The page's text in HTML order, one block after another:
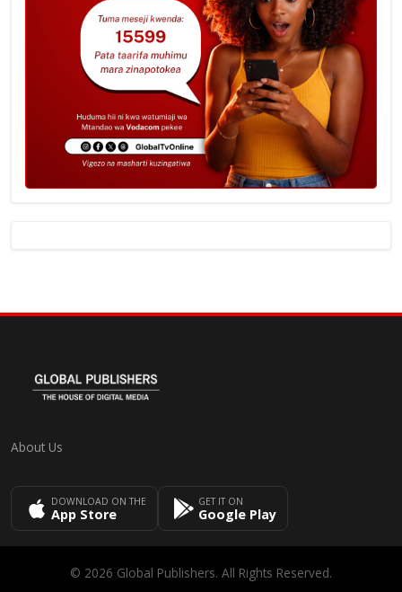
About Us
DOWNLOAD ON THE
App Store
GET IT ON
Google Play
© 2026 Global Publishers. All Rights Reserved.